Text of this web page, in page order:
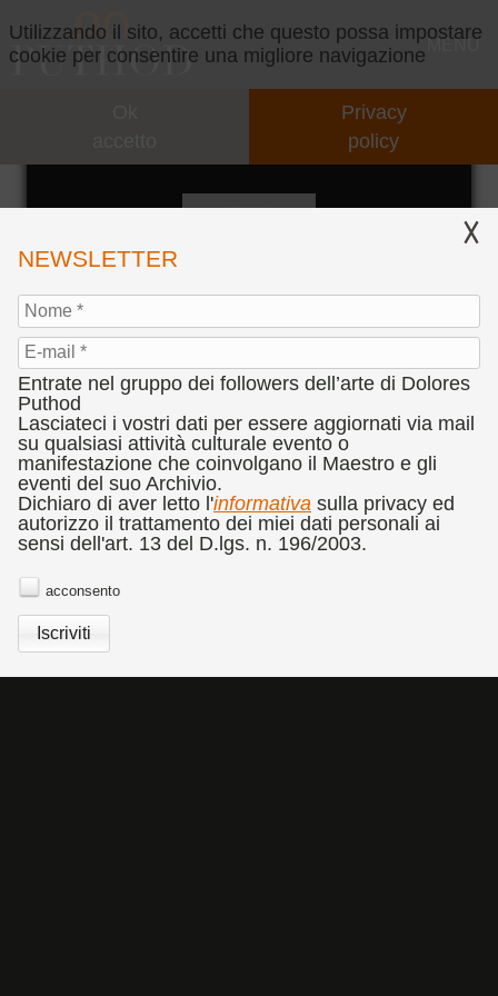
Utilizzando il sito, accetti che questo possa impostare
cookie per consentire una migliore navigazione
Privacy
policy
MENU
COLLABORAZIONI
PRESENTAZIONI
CENNI BIOGRAFICI
CATALOGO
PARTNERS
CONCORSI
BANDO CONCORSO D’ARTE DOLORES PUTHOD
"L'ANIMA DEL SEGNO TEATRALE"
BANDO CONCORSO DI FOTOGRAFIA DOLORES
PUTHOD
PRESS
RASSEGNA STAMPA
COMMEDIA DELL'ARTE
NEWSLETTER
"CHIERICHETTI", 2009
Acrilico, cm. 24 x 30
Cookies Policy
NEWSLETTER
Entrate nel gruppo dei followers dell’arte di Dolores
Puthod
Lasciateci i vostri dati per essere aggiornati via mail
su qualsiasi attività culturale evento o
manifestazione che coinvolgano il Maestro e gli
eventi del suo Archivio.
Dichiaro di aver letto l'informativa sulla privacy ed
autorizzo il trattamento dei miei dati personali ai
sensi dell'art. 13 del D.lgs. n. 196/2003.
acconsento